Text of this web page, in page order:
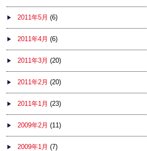
2011年5月 (6)
2011年4月 (6)
2011年3月 (20)
2011年2月 (20)
2011年1月 (23)
2009年2月 (11)
2009年1月 (7)